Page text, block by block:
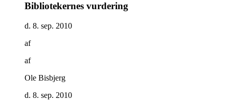
Bibliotekernes vurdering
d. 8. sep. 2010
af
af
Ole Bisbjerg
d. 8. sep. 2010